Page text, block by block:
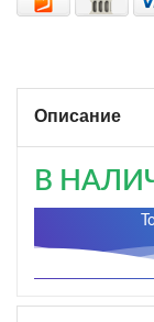
Описание
В